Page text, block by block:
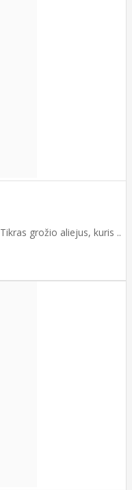
grožio aliejus, kuris ..